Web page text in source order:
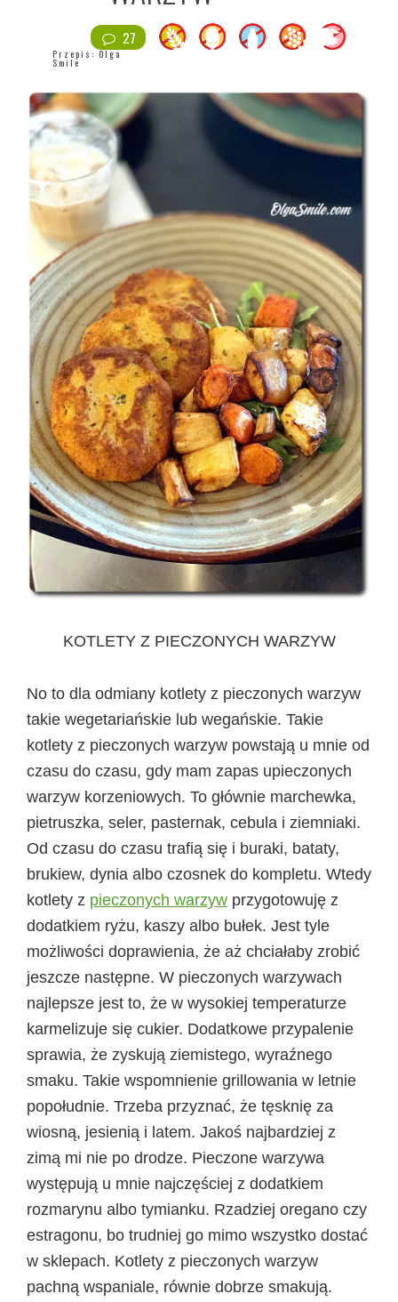
27
Przepis:Olga
Smile
KOTLETY Z PIECZONYCH WARZYW
No to dla odmiany kotlety z pieczonych warzyw
takie wegetariańskie lub wegańskie. Takie
kotlety z pieczonych warzyw powstają u mnie od
czasu do czasu, gdy mam zapas upieczonych
warzyw korzeniowych. To głównie marchewka,
pietruszka, seler, pasternak, cebula i ziemniaki.
Od czasu do czasu trafią się i buraki, bataty,
brukiew, dynia albo czosnek do kompletu. Wtedy
kotlety z pieczonych warzyw przygotowuję z
dodatkiem ryżu, kaszy albo bułek. Jest tyle
możliwości doprawienia, że aż chciałaby zrobić
jeszcze następne. W pieczonych warzywach
najlepsze jest to, że w wysokiej temperaturze
karmelizuje się cukier. Dodatkowe przypalenie
sprawia, że zyskują ziemistego, wyraźnego
smaku. Takie wspomnienie grillowania w letnie
popołudnie. Trzeba przyznać, że tęsknię za
wiosną, jesienią i latem. Jakoś najbardziej z
zimą mi nie po drodze. Pieczone warzywa
występują u mnie najczęściej z dodatkiem
rozmarynu albo tymianku. Rzadziej oregano czy
estragonu, bo trudniej go mimo wszystko dostać
w sklepach. Kotlety z pieczonych warzyw
pachną wspaniale, równie dobrze smakują.